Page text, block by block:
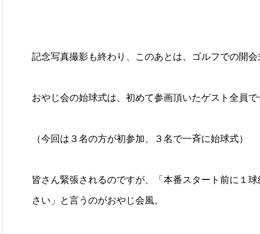
記念写真撮影も終わり、このあとは、ゴルフでの開会
おやじ会の始球式は、初めて参画頂いたゲスト全員で
（今回は３名の方が初参加、３名で一斉に始球式）
皆さん緊張されるのですが、「本番スタート前に１
さい」と言うのがおやじ会風。